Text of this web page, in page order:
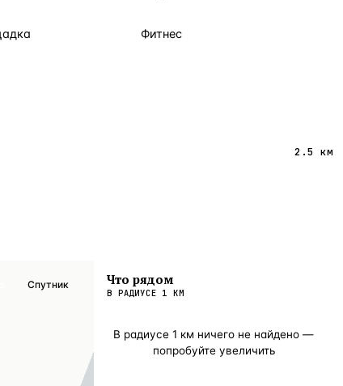
Фитнес
2.5 км
Спутник Что рядом
В РАДИУСЕ 1 КМ
В радиусе 1 км ничего не найдено —
попробуйте увеличить